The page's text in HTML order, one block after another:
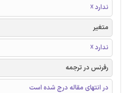
ندارد ☓
متغیر
ندارد ☓
رفرنس در ترجمه
در انتهای مقاله درج شده است